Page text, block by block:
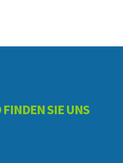
FINDEN SIE UNS